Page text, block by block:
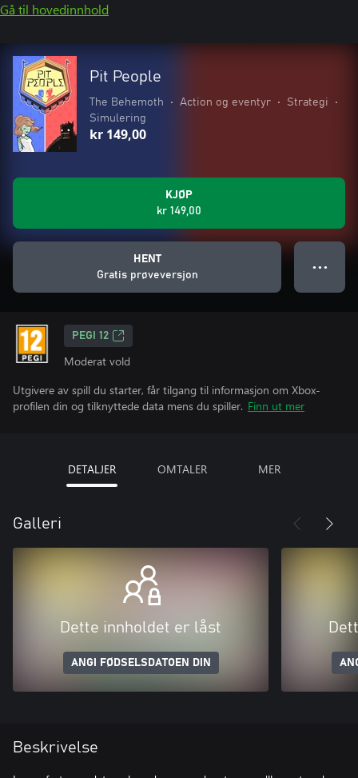
Gå til hovedinnhold
Pit People
The Behemoth • Action og eventyr • Strategi
•
Simulering
kr 149,00
KJØP
kr 149,00
HENT
Gratis prøveversjon
● ● ●
PEGI 12
Moderat vold
Utgivere av spill du starter, får tilgang til informasjon om Xbox-
profilen din og tilknyttede data mens du spiller. Finn ut mer
DETALJER OMTALER MER
Galleri
Dette innholdet er låst
ANGI FØDSELSDATOEN DIN
Beskrivelse